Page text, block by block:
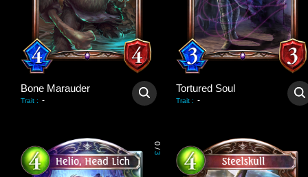
Bone Marauder
Trait : -
Tortured Soul
Trait : -
0
/
3